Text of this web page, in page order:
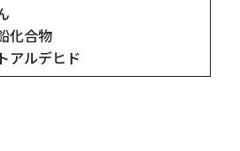
化合物
アルデヒド